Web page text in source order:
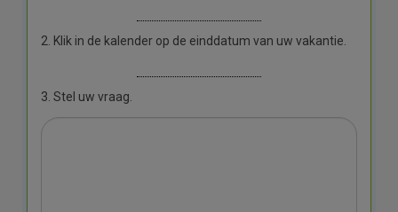
2. Klik in de kalender op de einddatum van uw vakantie.
3. Stel uw vraag.